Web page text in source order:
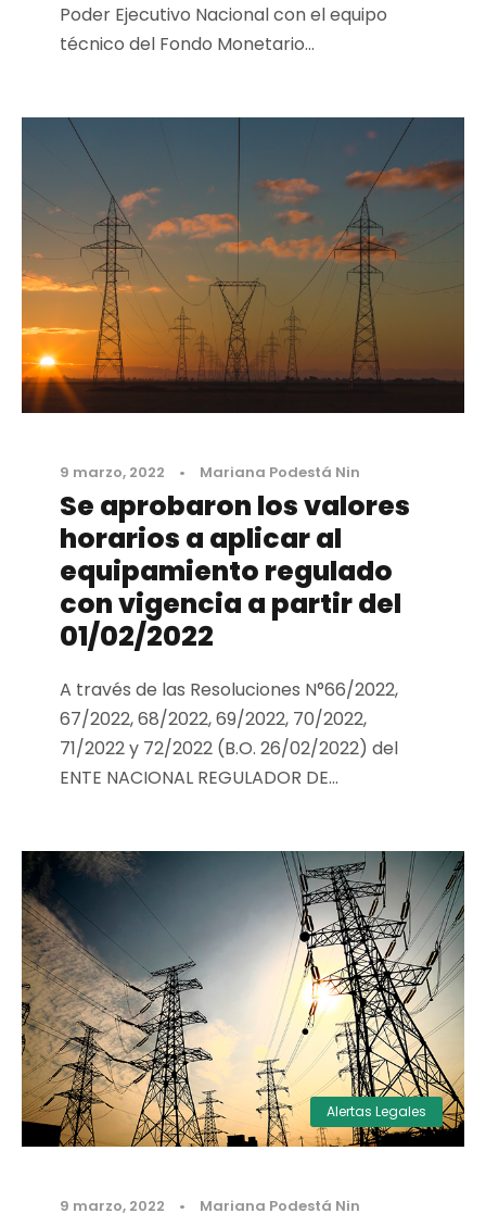
Poder Ejecutivo Nacional con el equipo
técnico del Fondo Monetario...
9 marzo, 2022 • Mariana Podestá Nin
Se aprobaron los valores
horarios a aplicar al
equipamiento regulado
con vigencia a partir del
01/02/2022
A través de las Resoluciones N°66/2022,
67/2022, 68/2022, 69/2022, 70/2022,
71/2022 y 72/2022 (B.O. 26/02/2022) del
ENTE NACIONAL REGULADOR DE...
Alertas Legales
9 marzo, 2022 • Mariana Podestá Nin